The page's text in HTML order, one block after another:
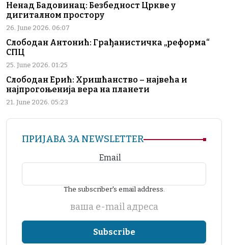
Ненад Бадовинац: Безбедност Цркве у
дигиталном простору
26. June 2026. 06:07
Слободан Антонић: Грађанистичка „реформа“
СПЦ
25. June 2026. 01:25
Слободан Ерић: Хришћанство – највећа и
најпрогоњенија вера на планети
21. June 2026. 05:23
ПРИЈАВА ЗА NEWSLETTER
Email
The subscriber's email address.
ваша е-mail адреса